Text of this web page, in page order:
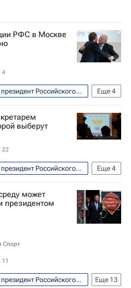
РФС в Москве
4
Еще4
Виталий Мутко - новый президент Российского футбольного союза (РФС). Мнения, комментарии
Виталий Мутко
союз (РФС)
выберут
22
Еще4
Виталий Мутко - новый президент Российского футбольного союза (РФС). Мнения, комментарии
Виталий Мутко
союз (РФС)
может
президентом
Спорт
11
Еще 13
Виталий Мутко - новый президент Российского футбольного союза (РФС). Мнения, комментарии